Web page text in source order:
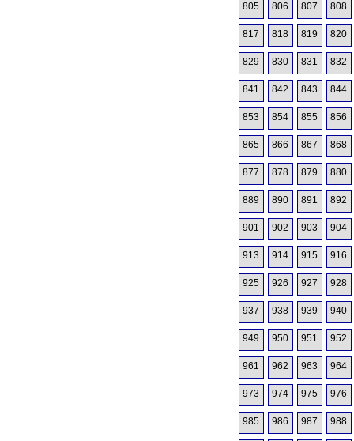
805 806 807 808
817 818 819 820
829 830 831 832
841 842 843 844
853 854 855 856
865 866 867 868
877 878 879 880
889 890 891 892
901 902 903 904
913 914 915 916
925 926 927 928
937 938 939 940
949 950 951 952
961 962 963 964
973 974 975 976
985 986 987 988